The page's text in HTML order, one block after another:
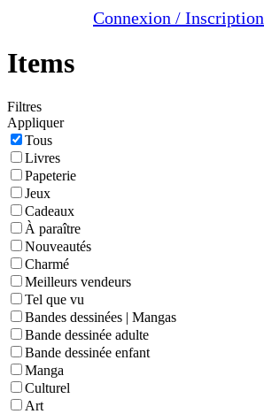
Connexion / Inscription
Items
Filtres
Appliquer
Tous
Livres
Papeterie
Jeux
Cadeaux
À paraître
Nouveautés
Charmé
Meilleurs vendeurs
Tel que vu
Bandes dessinées | Mangas
Bande dessinée adulte
Bande dessinée enfant
Manga
Culturel
Art